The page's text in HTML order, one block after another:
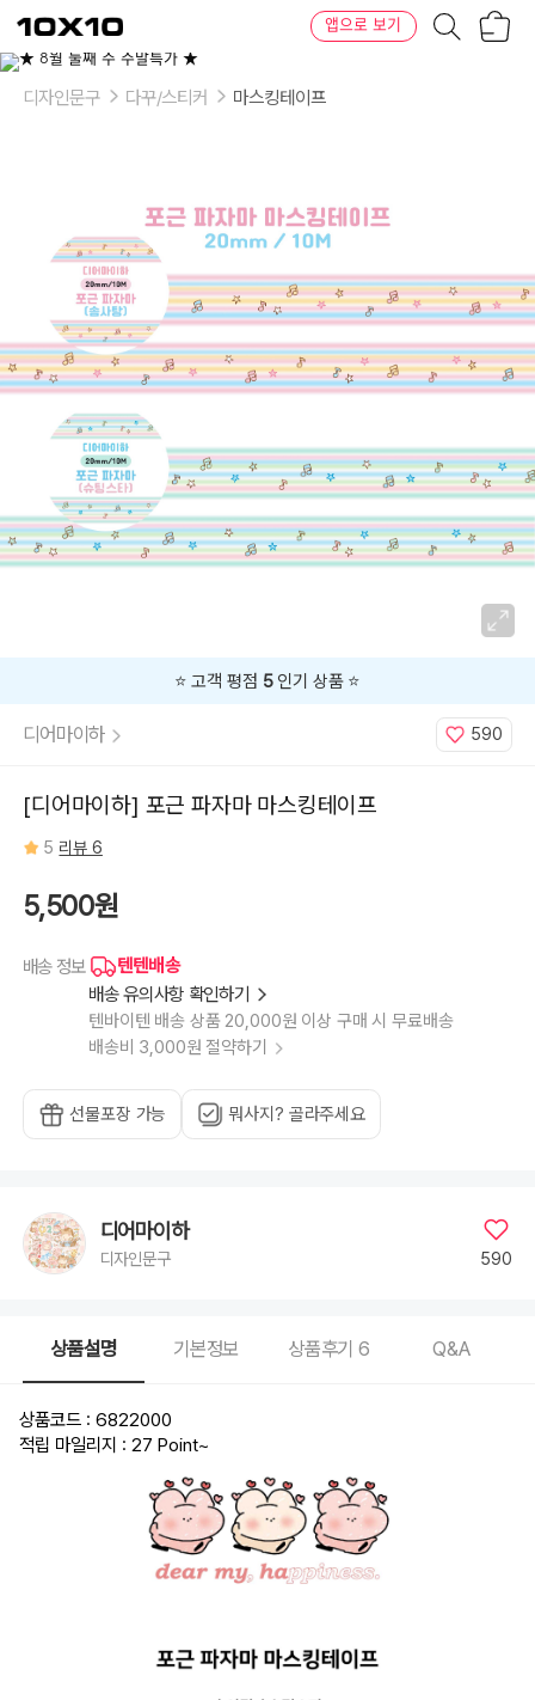
텐
바
텐
앱으로 보기
이
상
디자인문구 다꾸/스티커 마스킹테이프
⭐️ 고객 평점 5인기 상품 ⭐️
디어마이하 590
[디어마이하] 포근 파자마 마스킹테이프
5 리뷰 6
5,500원
배송 정보
텐텐배송
배송 유의사항 확인하기
텐바이텐 배송 상품 20,000원 이상 구매 시 무료배송
배송비 3,000원 절약하기
선물포장 가능 뭐사지? 골라주세요
디어마이하
디자인문구 590
상품설명 기본정보 상품후기6 Q&A
상품코드 : 6822000
적립 마일리지 : 27 Point~